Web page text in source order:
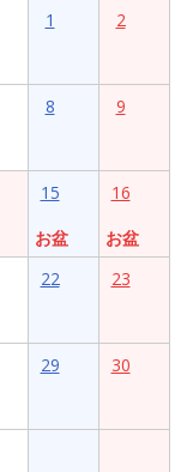
1 2
8 9
15
お盆
16
お盆
22 23
29 30